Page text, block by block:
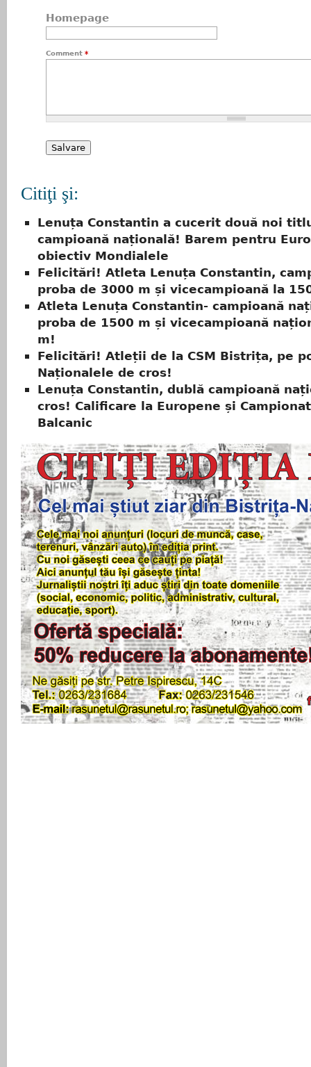
Homepage
Comment *
Citiţi şi:
Lenuța Constantin a cucerit două noi
campioană națională! Barem pentru
obiectiv Mondialele
Felicitări! Atleta Lenuța Constantin,
proba de 3000 m și vicecampioană la
Atleta Lenuța Constantin- campioană
proba de 1500 m și vicecampioană
m!
Felicitări! Atleții de la CSM Bistrița, pe
Naționalele de cros!
Lenuța Constantin, dublă campioană
cros! Calificare la Europene și
Balcanic